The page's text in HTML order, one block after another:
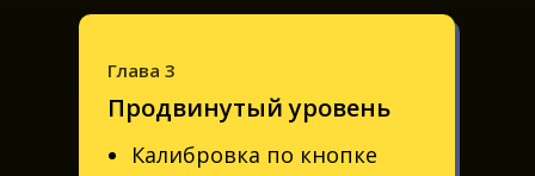
Продвинутый уровень
Калибровка по кнопке
Глава 3